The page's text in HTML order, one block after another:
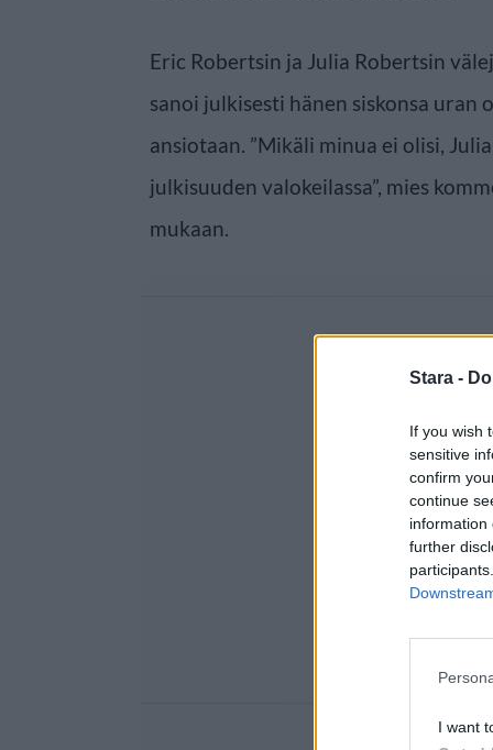
Stara -
If you wish
sensitive
confirm
continue
information
further
I want
Eric Robertsin ja Julia Robertsin
sanoi julkisesti hänen siskonsa uran
ansiotaan. ”Mikäli minua ei olisi,
julkisuuden valokeilassa”, mies
mukaan.